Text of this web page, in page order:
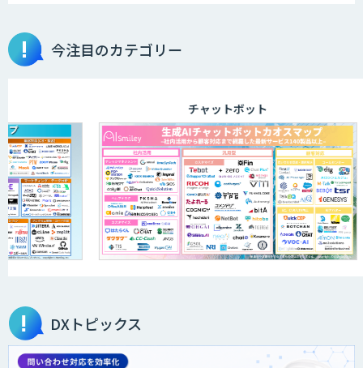
今注目のカテゴリー
チャットボット
DXトピックス